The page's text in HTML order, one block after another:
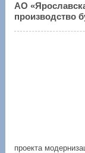
АО
производство
проекта